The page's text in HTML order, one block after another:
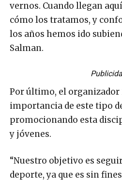
vernos. Cuando llegan
cómo los tratamos, y
los años hemos ido
Salman.
Por último, el organizador
importancia de este tipo
promocionando esta
y jóvenes.
“Nuestro objetivo es
deporte, ya que es sin